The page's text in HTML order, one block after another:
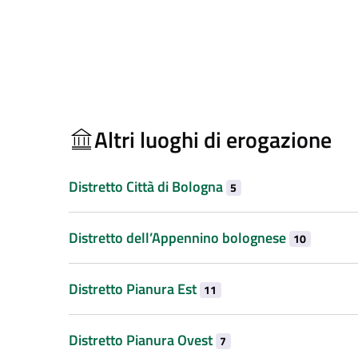
Altri luoghi di erogazione
Distretto Città di Bologna 5
Distretto dell’Appennino bolognese 10
Distretto Pianura Est 11
Distretto Pianura Ovest 7